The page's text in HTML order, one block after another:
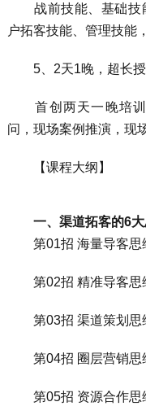
战前技能、基础技
户拓客技能、管理技能
5、2天1晚，超长
首创两天一晚培训
问，现场案例推演，现
【课程大纲】
一、渠道拓客的6大
第01招 海量导客思
第02招 精准导客思
第03招 渠道策划思
第04招 圈层营销思
第05招 资源合作思